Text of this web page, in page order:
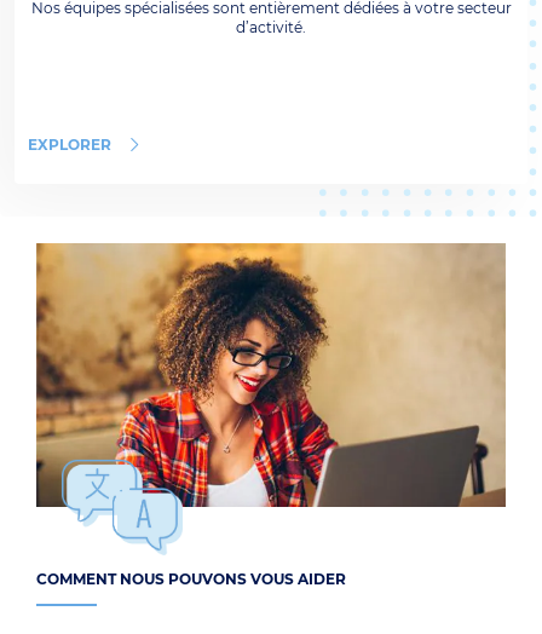
Nos équipes spécialisées sont entièrement dédiées à votre secteur
d’activité.
EXPLORER
COMMENT NOUS POUVONS VOUS AIDER